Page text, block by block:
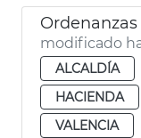
modificado
ALCALDÍA
HACIENDA
VALENCIA